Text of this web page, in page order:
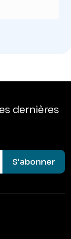
dernières
S'abonner